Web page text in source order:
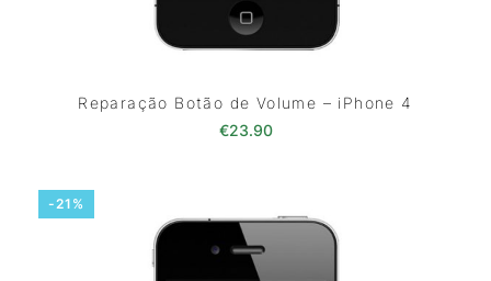
Reparação Botão de Volume – iPhone 4
€23.90
-21%